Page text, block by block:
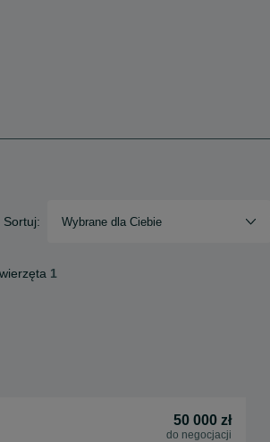
Sortuj: Wybrane dla Ciebie
1
50 000 zł
do negocjacji